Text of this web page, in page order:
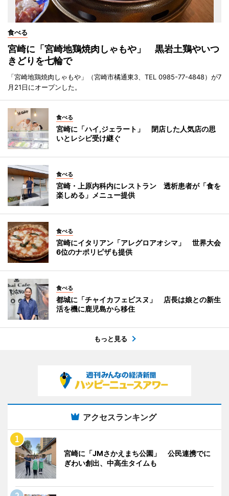
食べる
宮崎に「宮崎地鶏焼肉しゃもや」 黒岩土鶏やいつ
きどりを七輪で
「宮崎地鶏焼肉しゃもや」（宮崎市橘通東3、TEL 0985-77-4848）が7
月21日にオープンした。
食べる
宮崎に「ハイ,ジェラート」 閉店した人気店の思
いとレシピ受け継ぐ
食べる
宮崎・上原内科内にレストラン 透析患者が「食を
楽しめる」メニュー提供
食べる
宮崎にイタリアン「アレグロアオシマ」 世界大会
6位のナポリピザも提供
食べる
都城に「チャイカフェビスヌ」 店長は娘との新生
活を機に鹿児島から移住
もっと見る
アクセスランキング
宮崎に「JMさかえまち公園」 公民連携でに
ぎわい創出、中高生タイムも